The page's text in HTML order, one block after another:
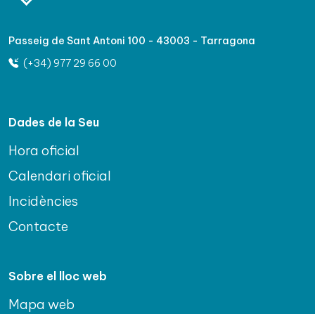
Passeig de Sant Antoni 100 - 43003 - Tarragona
(+34) 977 29 66 00
Dades de la Seu
Hora oficial
Calendari oficial
Incidències
Contacte
Sobre el lloc web
Mapa web